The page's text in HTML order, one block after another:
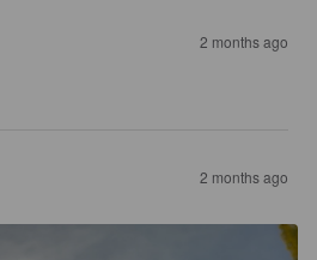
2 months ago
2 months ago